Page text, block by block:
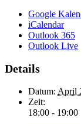
Google
iCalendar
Outlook 365
Outlook Live
Details
Datum: April
Zeit:
18:00 - 19:00